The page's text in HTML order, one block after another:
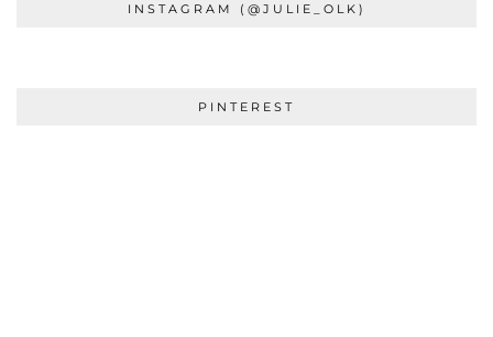
INSTAGRAM (@JULIE_OLK)
PINTEREST